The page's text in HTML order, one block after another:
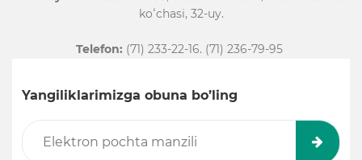
koʻchasi, 32-uy.
Telefon: (71) 233-22-16. (71) 236-79-95
Yangiliklarimizga obuna bo’ling